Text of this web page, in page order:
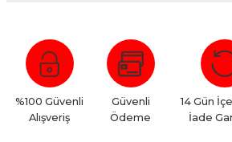
Bu ürüne ilk yorumu siz
Yorum Yaz
%100 Güvenli
Alışveriş
Güvenli
Ödeme
14 Gün
İade